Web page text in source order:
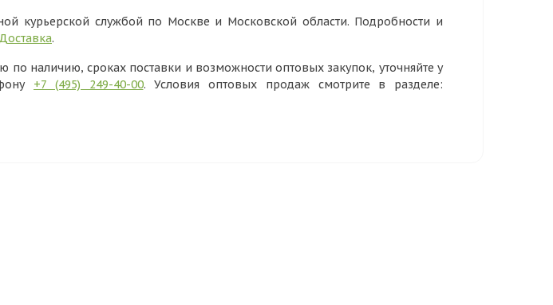
курьерской службой по Москве и Московской области. Подробности и
Доставка.
наличию, сроках поставки и возможности оптовых закупок, уточняйте у
+7 (495) 249-40-00. Условия оптовых продаж смотрите в разделе: